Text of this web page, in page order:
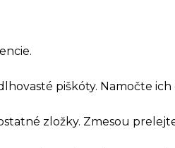
piškóty. Namočte ich
zložky. Zmesou